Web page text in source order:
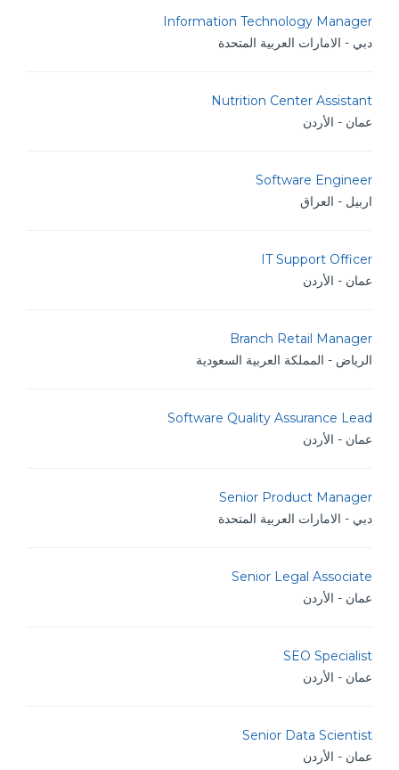
Information Technology Manager
دبي - الامارات العربية المتحدة
Nutrition Center Assistant
عمان - الأردن
Software Engineer
اربيل - العراق
IT Support Officer
عمان - الأردن
Branch Retail Manager
الرياض - المملكة العربية السعودية
Software Quality Assurance Lead
عمان - الأردن
Senior Product Manager
دبي - الامارات العربية المتحدة
Senior Legal Associate
عمان - الأردن
SEO Specialist
عمان - الأردن
Senior Data Scientist
عمان - الأردن